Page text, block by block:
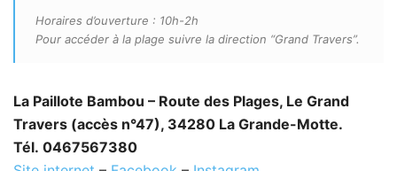
Horaires d’ouverture : 10h-2h
Pour accéder à la plage suivre la direction “Grand Travers”.
La Paillote Bambou – Route des Plages, Le Grand
Travers (accès n°47), 34280 La Grande-Motte.
Tél. 0467567380